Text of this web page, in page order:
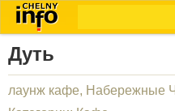
Дуть
лаунж кафе, Набережные